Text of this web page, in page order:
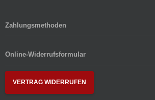
Zahlungsmethoden
Online-Widerrufsformular
VERTRAG WIDERRUFEN